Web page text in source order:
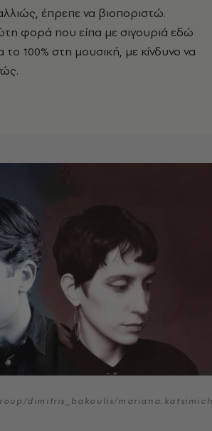
έπρεπε να βιοποριστώ.
φορά που είπα με σιγουριά εδώ
το 100% στη μουσική, με κίνδυνο να
dimitris_bakoulis/